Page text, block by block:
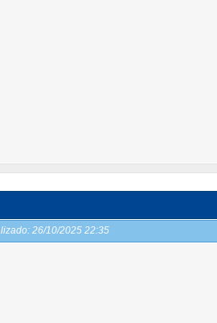
26/10/2025 22:35